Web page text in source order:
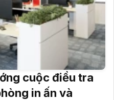
cuộc điều tra
in ấn và